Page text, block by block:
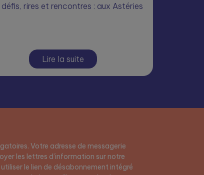
défis, rires et rencontres : aux Astéries
Lire la suite
Votre adresse de messagerie
les lettres d’information sur notre
le lien de désabonnement intégré